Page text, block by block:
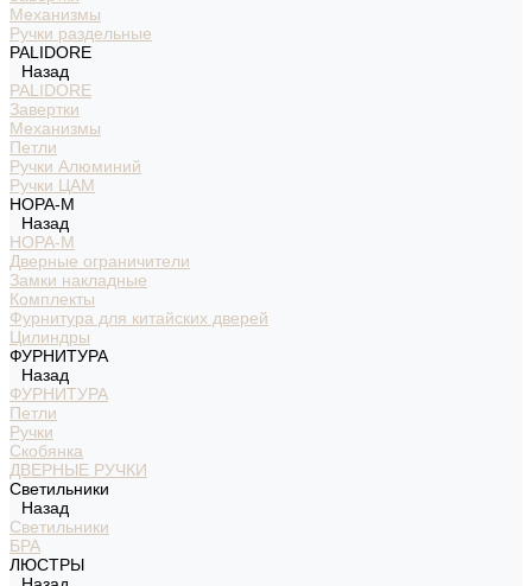
Механизмы
Ручки раздельные
PALIDORE
Назад
PALIDORE
Завертки
Механизмы
Петли
Ручки Алюминий
Ручки ЦАМ
НОРА-М
Назад
НОРА-М
Дверные ограничители
Замки накладные
Комплекты
Фурнитура для китайских дверей
Цилиндры
ФУРНИТУРА
Назад
ФУРНИТУРА
Петли
Ручки
Скобянка
ДВЕРНЫЕ РУЧКИ
Светильники
Назад
Светильники
БРА
ЛЮСТРЫ